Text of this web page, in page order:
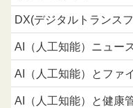
DX(デジタルトランス
AI（人工知能）ニュー
AI（人工知能）とファ
AI（人工知能）と健康